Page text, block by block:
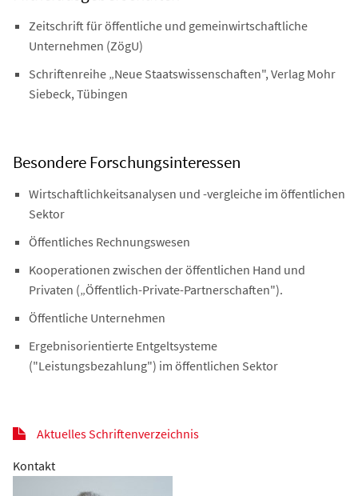
Zeitschrift für öffentliche und gemeinwirtschaftliche
Unternehmen (ZögU)
Schriftenreihe „Neue Staatswissenschaften", Verlag Mohr
Siebeck, Tübingen
Besondere Forschungsinteressen
Wirtschaftlichkeitsanalysen und -vergleiche im öffentlichen
Sektor
Öffentliches Rechnungswesen
Kooperationen zwischen der öffentlichen Hand und
Privaten („Öffentlich-Private-Partnerschaften").
Öffentliche Unternehmen
Ergebnisorientierte Entgeltsysteme
("Leistungsbezahlung") im öffentlichen Sektor
Aktuelles Schriftenverzeichnis
Kontakt